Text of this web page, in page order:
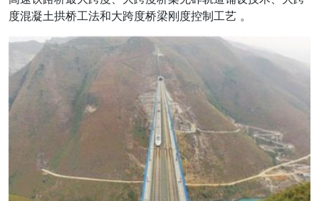
度混凝土拱桥工法和大跨度桥梁刚度控制工艺 。